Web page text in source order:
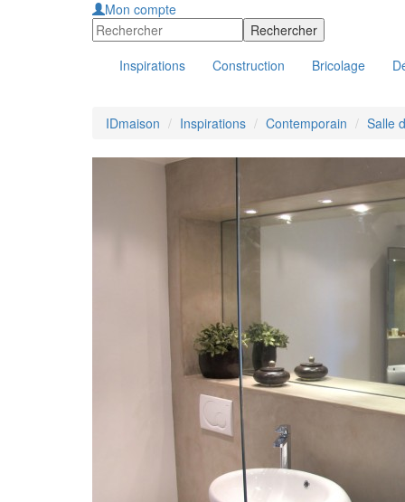
Mon compte
Inspirations Construction Bricolage
IDmaison Inspirations Contemporain Salle